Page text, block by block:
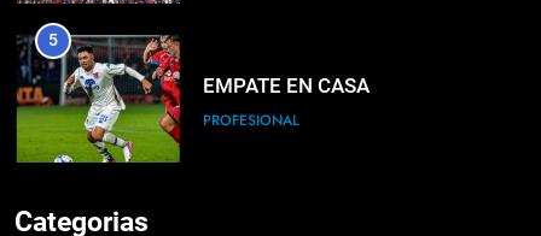
5
EMPATE EN CASA
PROFESIONAL
Categorias